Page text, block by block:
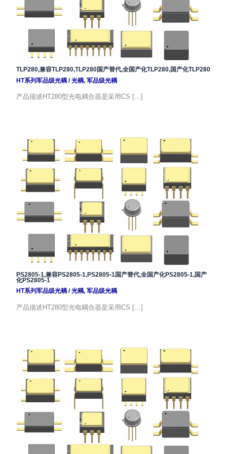
TLP280,兼容TLP280,TLP280国产替代,全国产化TLP280,国产化TLP280
HT系列军品级光耦/光耦, 军品级光耦
产品描述HT280型光电耦合器是采用CS […]
PS2805-1,兼容PS2805-1,PS2805-1国产替代,全国产化PS2805-1,国产
化PS2805-1
HT系列军品级光耦/光耦, 军品级光耦
产品描述HT280型光电耦合器是采用CS […]